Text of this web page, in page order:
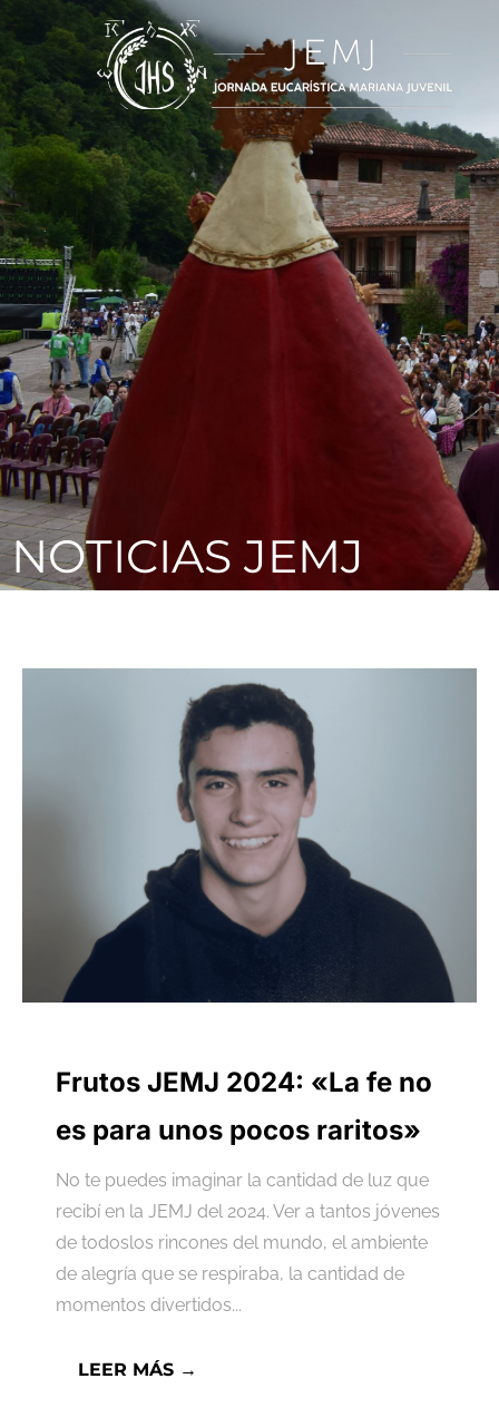
NOTICIAS JEMJ
Frutos JEMJ 2024: «La fe no
es para unos pocos raritos»
No te puedes imaginar la cantidad de luz que
recibí en la JEMJ del 2024. Ver a tantos jóvenes
de todoslos rincones del mundo, el ambiente
de alegría que se respiraba, la cantidad de
momentos divertidos...
LEER MÁS →